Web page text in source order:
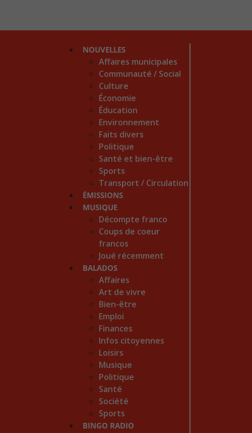
NOUVELLES
Affaires municipales
Communauté / Social
Culture
Économie
Éducation
Environnement
Faits divers
Politique
Santé et bien-être
Sports
Transport / Circulation
ÉMISSIONS
MUSIQUE
Décompte franco
Coups de coeur
francos
Joué récemment
BALADOS
Affaires
Art de vivre
Bien-être
Emploi
Finances
Infos citoyennes
Loisirs
Musique
Politique
Santé
Société
Sports
BINGO RADIO